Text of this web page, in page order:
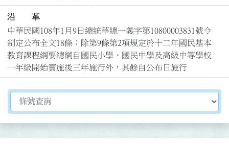
沿 革
中華民國108年1月9日總統華總一義字第10800003831號令
制定公布全文18條；除第9條第2項規定於十二年國民基本
教育課程綱要總綱自國民小學、國民中學及高級中等學校
一年級開始實施後三年施行外，其餘自公布日施行
切換選擇法規資訊內容